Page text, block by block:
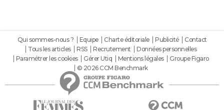
Qui sommes-nous ? Equipe Charte éditoriale Publicité
Contact
Tous les articles
RSS Recrutement
Données personnelles
Paramétrer les cookies
Gérer Utiq Mentions légales
Groupe Figaro
© 2026 CCM Benchmark